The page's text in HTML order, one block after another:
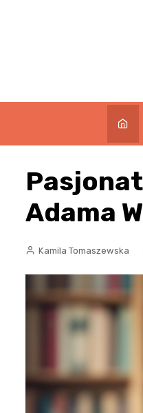
Adama
Kamila Tomaszewska